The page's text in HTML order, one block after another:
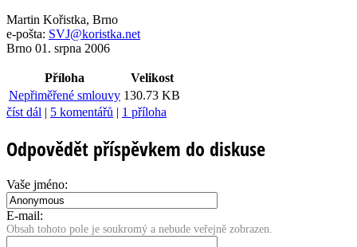
Martin Kořistka, Brno
e-pošta: SVJ@koristka.net
Brno 01. srpna 2006
Příloha
Velikost
Nepřiměřené smlouvy 130.73 KB
číst dál | 5 komentářů | 1 příloha
Odpovědět příspěvkem do diskuse
Vaše jméno:
E-mail:
Obsah tohoto pole je soukromý a nebude veřejně zobrazen.